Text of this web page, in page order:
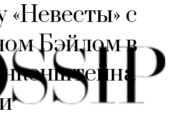
с
Бэйлом в